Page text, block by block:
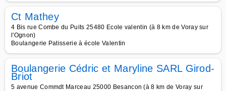
Ct Mathey
4 Bis rue Combe du Puits 25480 Ecole valentin (à 8 km de Voray sur
l'Ognon)
Boulangerie Patisserie à école Valentin
Boulangerie Cédric et Maryline SARL Girod-
Briot
5 avenue Commdt Marceau 25000 Besancon (à 8 km de Voray sur